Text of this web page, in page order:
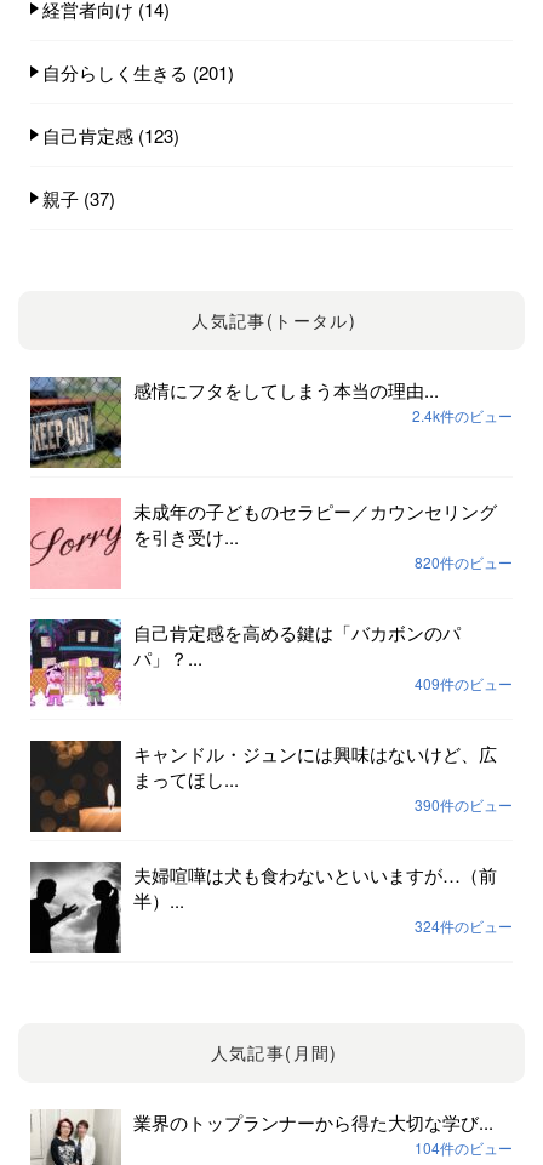
経営者向け (14)
自分らしく生きる (201)
自己肯定感 (123)
親子 (37)
人気記事(トータル)
感情にフタをしてしまう本当の理由...
2.4k件のビュー
未成年の子どものセラピー／カウンセリング
を引き受け...
820件のビュー
自己肯定感を高める鍵は「バカボンのパ
パ」？...
409件のビュー
キャンドル・ジュンには興味はないけど、広
まってほし...
390件のビュー
夫婦喧嘩は犬も食わないといいますが…（前
半）...
324件のビュー
人気記事(月間)
業界のトップランナーから得た大切な学び...
104件のビュー